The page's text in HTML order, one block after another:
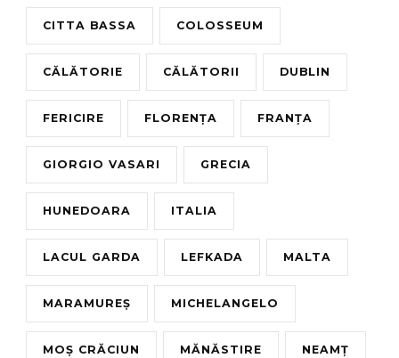
CITTA BASSA COLOSSEUM
CĂLĂTORIE CĂLĂTORII DUBLIN
FERICIRE FLORENȚA FRANȚA
GIORGIO VASARI GRECIA
HUNEDOARA ITALIA
LACUL GARDA LEFKADA MALTA
MARAMUREȘ MICHELANGELO
MOȘ CRĂCIUN MĂNĂSTIRE NEAMȚ